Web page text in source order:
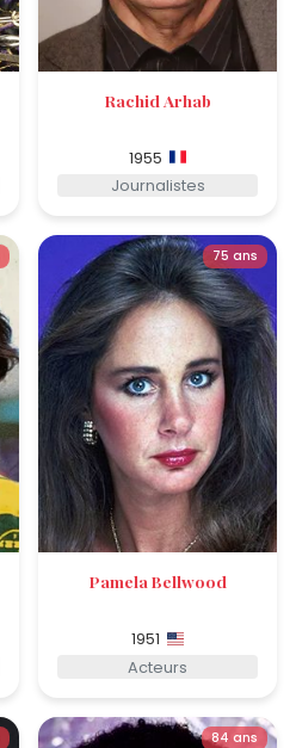
Rachid Arhab
1955
Journalistes
75 ans
Pamela Bellwood
1951
Acteurs
84 ans